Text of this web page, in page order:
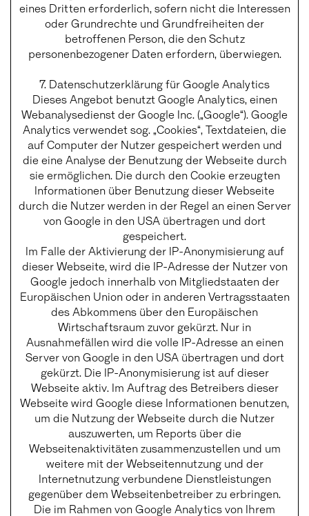
eines Dritten erforderlich, sofern nicht die Interessen
oder Grundrechte und Grundfreiheiten der
betroffenen Person, die den Schutz
personenbezogener Daten erfordern, überwiegen.
7. Datenschutzerklärung für Google Analytics
Dieses Angebot benutzt Google Analytics, einen
Webanalysedienst der Google Inc. („Google“). Google
Analytics verwendet sog. „Cookies“, Textdateien, die
auf Computer der Nutzer gespeichert werden und
die eine Analyse der Benutzung der Webseite durch
sie ermöglichen. Die durch den Cookie erzeugten
Informationen über Benutzung dieser Webseite
durch die Nutzer werden in der Regel an einen Server
von Google in den USA übertragen und dort
gespeichert.
Im Falle der Aktivierung der IP-Anonymisierung auf
dieser Webseite, wird die IP-Adresse der Nutzer von
Google jedoch innerhalb von Mitgliedstaaten der
Europäischen Union oder in anderen Vertragsstaaten
des Abkommens über den Europäischen
Wirtschaftsraum zuvor gekürzt. Nur in
Ausnahmefällen wird die volle IP-Adresse an einen
Server von Google in den USA übertragen und dort
gekürzt. Die IP-Anonymisierung ist auf dieser
Webseite aktiv. Im Auftrag des Betreibers dieser
Webseite wird Google diese Informationen benutzen,
um die Nutzung der Webseite durch die Nutzer
auszuwerten, um Reports über die
Webseitenaktivitäten zusammenzustellen und um
weitere mit der Webseitennutzung und der
Internetnutzung verbundene Dienstleistungen
gegenüber dem Webseitenbetreiber zu erbringen.
Die im Rahmen von Google Analytics von Ihrem